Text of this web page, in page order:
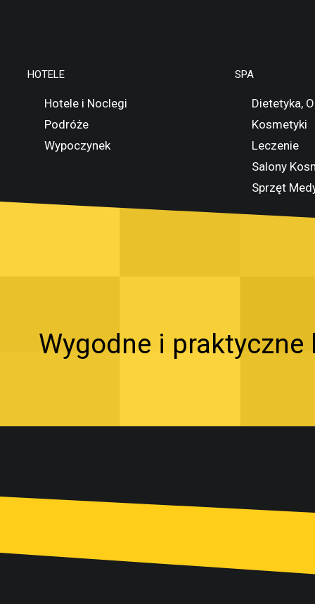
HOTELE
Hotele i Noclegi
Podróże
Wypoczynek
SPA
Dietetyka,
Kosmetyki
Leczenie
Salony
Sprzęt
Wygodne i